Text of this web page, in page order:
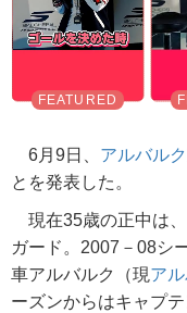
6月9日、 アルバル
とを発表した。
現在35歳の正中は
ガード。2007－08シ
車アルバルク（現ア
ーズンからはキャプ